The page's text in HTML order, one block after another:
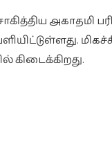
அகாதமி
கிடைக்கிறது.